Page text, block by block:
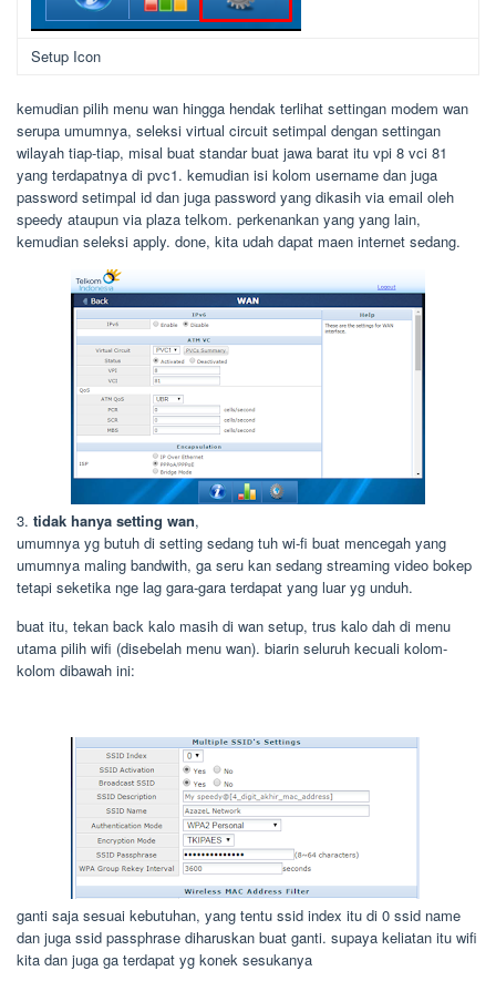
Setup Icon
kemudian pilih menu wan hingga hendak terlihat settingan modem wan
serupa umumnya, seleksi virtual circuit setimpal dengan settingan
wilayah tiap-tiap, misal buat standar buat jawa barat itu vpi 8 vci 81
yang terdapatnya di pvc1. kemudian isi kolom username dan juga
password setimpal id dan juga password yang dikasih via email oleh
speedy ataupun via plaza telkom. perkenankan yang yang lain,
kemudian seleksi apply. done, kita udah dapat maen internet sedang.
3. tidak hanya setting wan,
umumnya yg butuh di setting sedang tuh wi-fi buat mencegah yang
umumnya maling bandwith, ga seru kan sedang streaming video bokep
tetapi seketika nge lag gara-gara terdapat yang luar yg unduh.
buat itu, tekan back kalo masih di wan setup, trus kalo dah di menu
utama pilih wifi (disebelah menu wan). biarin seluruh kecuali kolom-
kolom dibawah ini:
ganti saja sesuai kebutuhan, yang tentu ssid index itu di 0 ssid name
dan juga ssid passphrase diharuskan buat ganti. supaya keliatan itu wifi
kita dan juga ga terdapat yg konek sesukanya